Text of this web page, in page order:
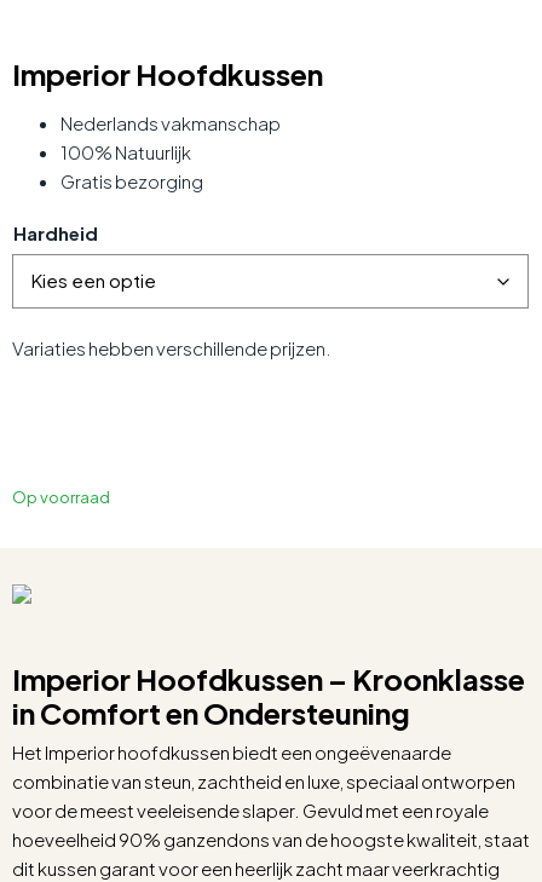
Imperior Hoofdkussen
Nederlands vakmanschap
100% Natuurlijk
Gratis bezorging
Hardheid
Variaties hebben verschillende prijzen.
Op voorraad
Imperior Hoofdkussen – Kroonklasse
in Comfort en Ondersteuning
Het Imperior hoofdkussen biedt een ongeëvenaarde
combinatie van steun, zachtheid en luxe, speciaal ontworpen
voor de meest veeleisende slaper. Gevuld met een royale
hoeveelheid 90% ganzendons van de hoogste kwaliteit, staat
dit kussen garant voor een heerlijk zacht maar veerkrachtig